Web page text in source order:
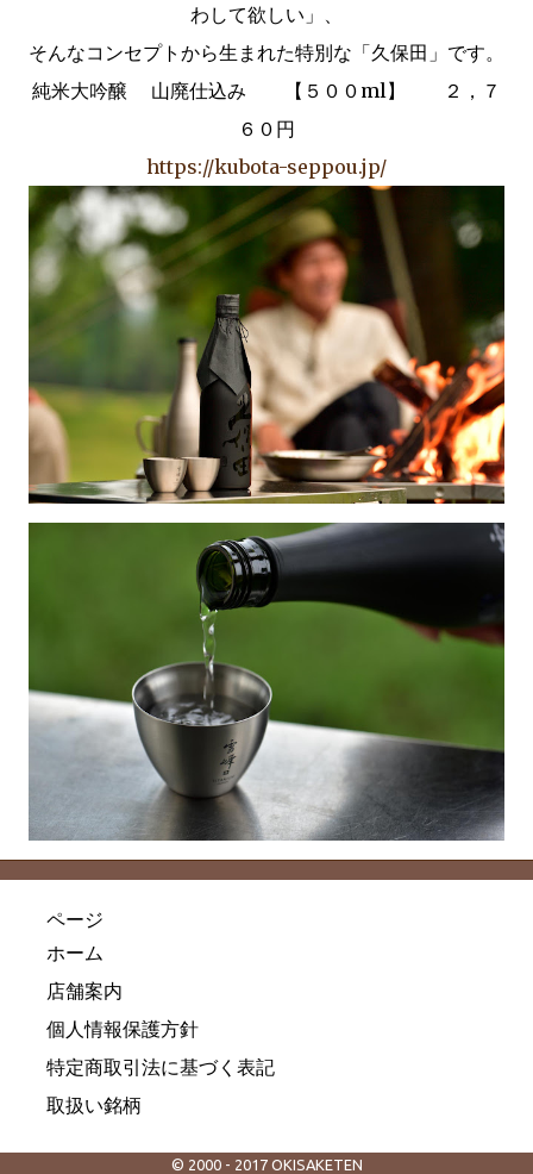
わして欲しい」、
そんなコンセプトから生まれた特別な「久保田」です。
純米大吟醸 山廃仕込み 【５００ml】 ２，７
６０円
https://kubota-seppou.jp/
ページ
ホーム
店舗案内
個人情報保護方針
特定商取引法に基づく表記
取扱い銘柄
© 2000 - 2017 OKISAKETEN